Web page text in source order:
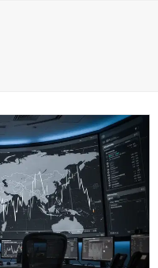
auf 46 Euro
validiert Feststoffzellen
Auftragsbestand